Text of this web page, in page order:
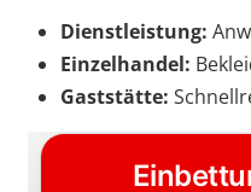
Dienstleistung:
Einzelhandel:
Gaststätte: